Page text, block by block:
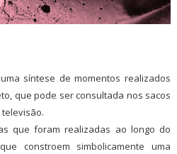
síntese de momentos realizados
que pode ser consultada nos sacos
que foram realizadas ao longo do
constroem simbolicamente uma